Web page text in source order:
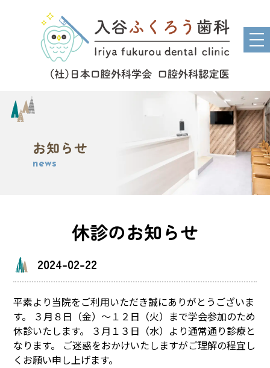
お知らせ
news
休診のお知らせ
2024-02-22
平素より当院をご利用いただき誠にありがとうございま
す。 ３月８日（金）〜１２日（火）まで学会参加のため
休診いたします。 ３月１３日（水）より通常通り診療と
なります。 ご迷惑をおかけいたしますがご理解の程宜し
くお願い申し上げます。